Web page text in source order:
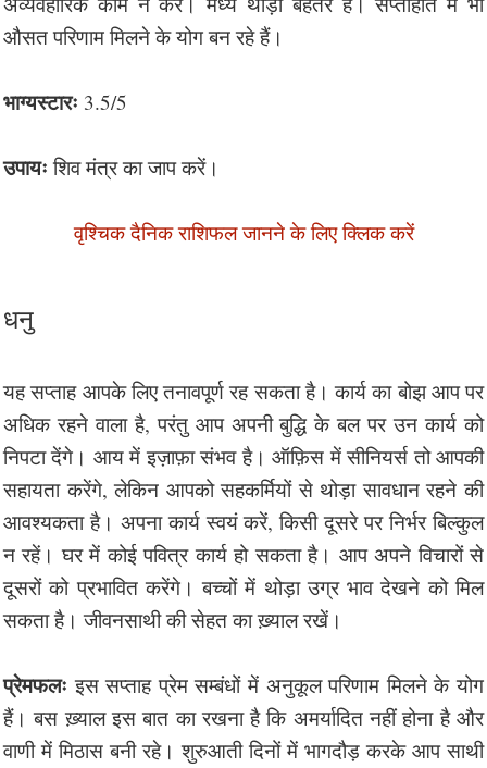
औसत परिणाम मिलने के योग बन रहे हैं।
भाग्यस्टारः 3.5/5
उपायः शिव मंत्र का जाप करें।
वृश्चिक दैनिक राशिफल जानने के लिए क्लिक करें
धनु
यह सप्ताह आपके लिए तनावपूर्ण रह सकता है। कार्य का बोझ आप पर
अधिक रहने वाला है, परंतु आप अपनी बुद्धि के बल पर उन कार्य को
निपटा देंगे। आय में इज़ाफ़ा संभव है। ऑफ़िस में सीनियर्स तो आपकी
सहायता करेंगे, लेकिन आपको सहकर्मियों से थोड़ा सावधान रहने की
आवश्यकता है। अपना कार्य स्वयं करें, किसी दूसरे पर निर्भर बिल्कुल
न रहें। घर में कोई पवित्र कार्य हो सकता है। आप अपने विचारों से
दूसरों को प्रभावित करेंगे। बच्चों में थोड़ा उग्र भाव देखने को मिल
सकता है। जीवनसाथी की सेहत का ख़्याल रखें।
प्रेमफलः इस सप्ताह प्रेम सम्बंधों में अनुकूल परिणाम मिलने के योग
हैं। बस ख़्याल इस बात का रखना है कि अमर्यादित नहीं होना है और
वाणी में मिठास बनी रहे। शुरुआती दिनों में भागदौड़ करके आप साथी